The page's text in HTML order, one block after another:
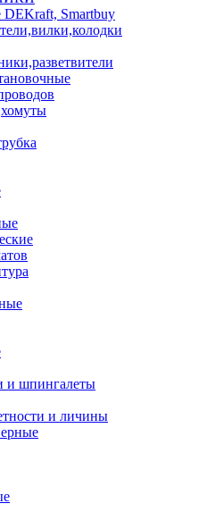
Smartbuy
и шпингалеты
и личины